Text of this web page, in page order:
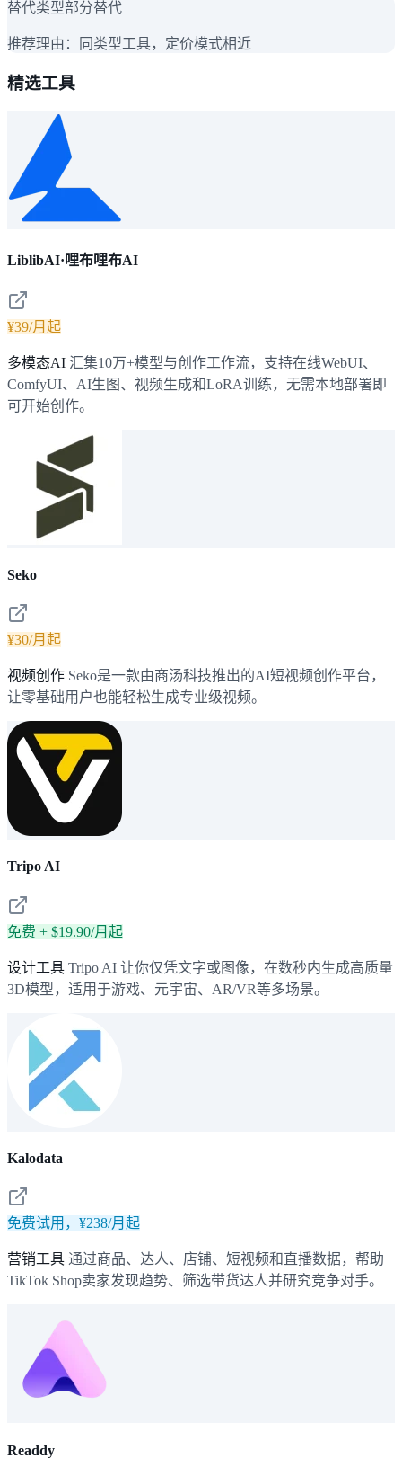
替代类型部分替代
推荐理由： 同类型工具，定价模式相近
精选工具
LiblibAI·哩布哩布AI
¥39/月起
多模态AI 汇集10万+模型与创作工作流，支持在线WebUI、
ComfyUI、AI生图、视频生成和LoRA训练，无需本地部署即
可开始创作。
Seko
¥30/月起
视频创作 Seko是一款由商汤科技推出的AI短视频创作平台，
让零基础用户也能轻松生成专业级视频。
Tripo AI
免费 + $19.90/月起
设计工具 Tripo AI 让你仅凭文字或图像，在数秒内生成高质量
3D模型，适用于游戏、元宇宙、AR/VR等多场景。
Kalodata
免费试用，¥238/月起
营销工具 通过商品、达人、店铺、短视频和直播数据，帮助
TikTok Shop卖家发现趋势、筛选带货达人并研究竞争对手。
Readdy